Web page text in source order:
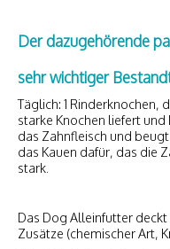
Der dazugehörende
sehr wichtiger
Täglich: 1 Rinderknochen,
starke Knochen liefert und
das Zahnfleisch und
das Kauen dafür, das die
stark.
Das Dog Alleinfutter
Zusätze (chemischer Art,